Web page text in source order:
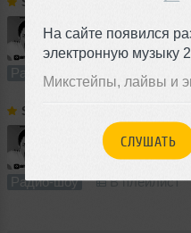
На сайте появился
электронную музыку
Микстейпы, лайвы и
СЛУШАТЬ
60:00 92 раза
Радио-шоу В плейлист
Sergey Flash
76 раз 5
Радио-шоу В плейлист